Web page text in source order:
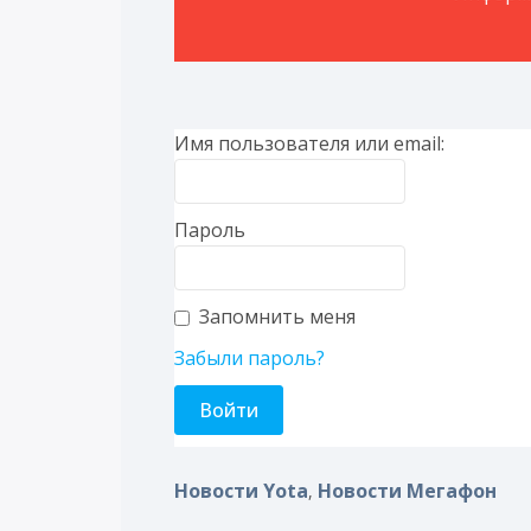
Имя пользователя или email:
Пароль
Запомнить меня
Забыли пароль?
Новости Yota, Новости Мегафон